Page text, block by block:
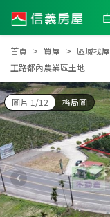
首頁 買屋 區域找屋
正路都內農業區土地
圖片 1/12 格局圖